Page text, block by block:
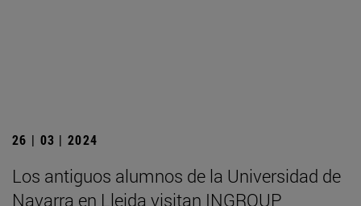
26 | 03 | 2024
Los antiguos alumnos de la Universidad de
Navarra en Lleida visitan INGROUP